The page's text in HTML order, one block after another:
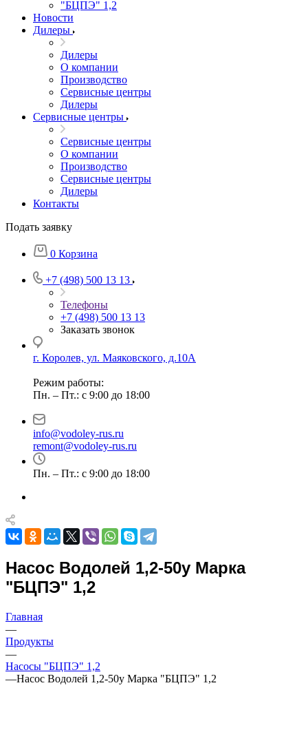
"БЦПЭ" 1,2
Новости
Дилеры
Дилеры
О компании
Производство
Сервисные центры
Дилеры
Сервисные центры
Сервисные центры
О компании
Производство
Сервисные центры
Дилеры
Контакты
Подать заявку
0 Корзина
+7 (498) 500 13 13
Телефоны
+7 (498) 500 13 13
Заказать звонок
г. Королев, ул. Маяковского, д.10А
Режим работы:
Пн. – Пт.: с 9:00 до 18:00
info@vodoley-rus.ru
remont@vodoley-rus.ru
Пн. – Пт.: с 9:00 до 18:00
Насос Водолей 1,2-50у Марка
"БЦПЭ" 1,2
Главная
—
Продукты
—
Насосы "БЦПЭ" 1,2
—Насос Водолей 1,2-50у Марка "БЦПЭ" 1,2